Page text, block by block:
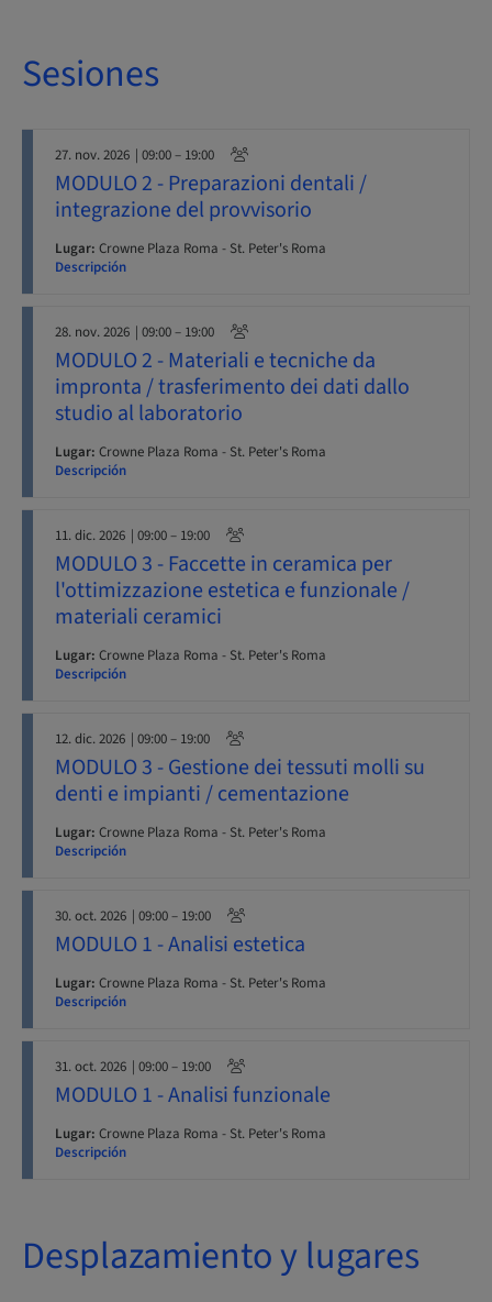
Sesiones
27. nov. 2026 | 09:00 – 19:00
MODULO 2 - Preparazioni dentali /
integrazione del provvisorio
Lugar: Crowne Plaza Roma - St. Peter's Roma
Descripción
28. nov. 2026 | 09:00 – 19:00
MODULO 2 - Materiali e tecniche da
impronta / trasferimento dei dati dallo
studio al laboratorio
Lugar: Crowne Plaza Roma - St. Peter's Roma
Descripción
11. dic. 2026 | 09:00 – 19:00
MODULO 3 - Faccette in ceramica per
l'ottimizzazione estetica e funzionale /
materiali ceramici
Lugar: Crowne Plaza Roma - St. Peter's Roma
Descripción
12. dic. 2026 | 09:00 – 19:00
MODULO 3 - Gestione dei tessuti molli su
denti e impianti / cementazione
Lugar: Crowne Plaza Roma - St. Peter's Roma
Descripción
30. oct. 2026 | 09:00 – 19:00
MODULO 1 - Analisi estetica
Lugar: Crowne Plaza Roma - St. Peter's Roma
Descripción
31. oct. 2026 | 09:00 – 19:00
MODULO 1 - Analisi funzionale
Lugar: Crowne Plaza Roma - St. Peter's Roma
Descripción
Desplazamiento y lugares